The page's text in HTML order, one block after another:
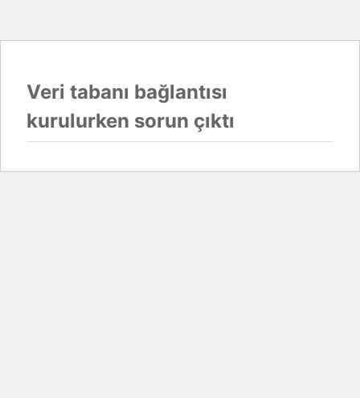
Veri tabanı bağlantısı
kurulurken sorun çıktı